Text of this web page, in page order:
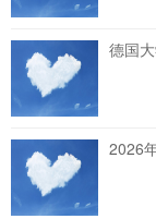
德国
2026